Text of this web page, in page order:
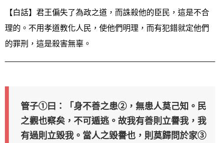
【白話】君王偏失了為政之道，而誅殺他的臣民，這是不合
理的。不用孝道教化人民，使他們明理，而有犯錯就定他們
的罪刑，這是殺害無辜。
管子①曰：「身不善之患②，無患人莫己知。民
之觀也察矣，不可遁逃。故我有善則立譽我，我
有過則立毀我。當人之毀譽也，則莫歸問於家③